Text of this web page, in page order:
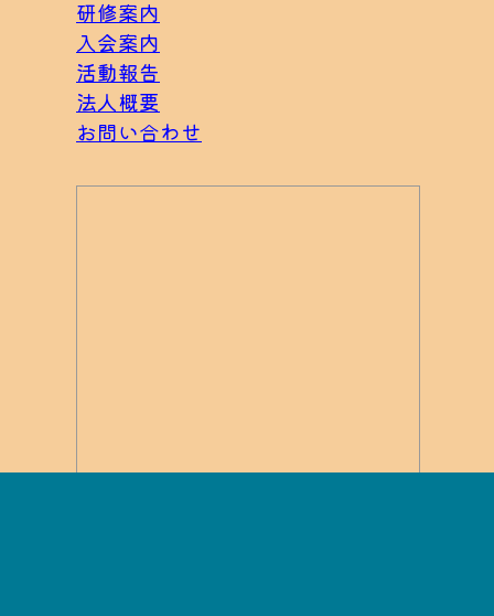
研修案内
入会案内
活動報告
法人概要
お問い合わせ